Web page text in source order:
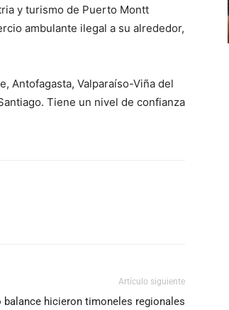
volumen.
flecha
arriba/abajo
o
disminuir
y turismo de Puerto Montt
ambulante ilegal a su alrededor,
Antofagasta, Valparaíso-Viña del
Tiene un nivel de confianza
Artículo siguiente
balance hicieron timoneles regionales